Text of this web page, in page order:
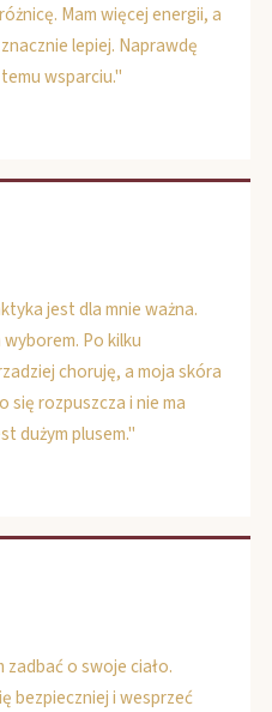
Mam więcej energii, a
lepiej. Naprawdę
wsparciu."
jest dla mnie ważna.
Po kilku
choruję, a moja skóra
się rozpuszcza i nie ma
dużym plusem."
o swoje ciało.
bezpieczniej i wesprzeć